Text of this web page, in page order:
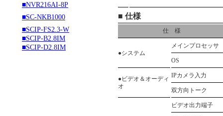
■NVR216AI-8P
■SC-NKB1000
■SCIP-FS2.3-W
■SCIP-B2.8IM
■SCIP-D2.8IM
■ 仕様
仕 様
●システム
メインプロセッサ
OS
●ビデオ＆オーディ
オ
IPカメラ入力
双方向トーク
ビデオ出力端子